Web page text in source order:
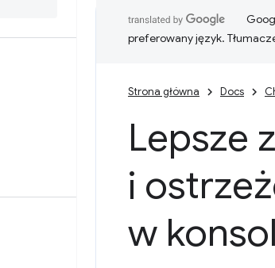
preferowany język.
Strona główna Docs
Lepsze
i
w